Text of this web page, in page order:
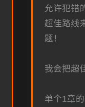
允许犯错
超佳路线
题！
我会把超
单个1章